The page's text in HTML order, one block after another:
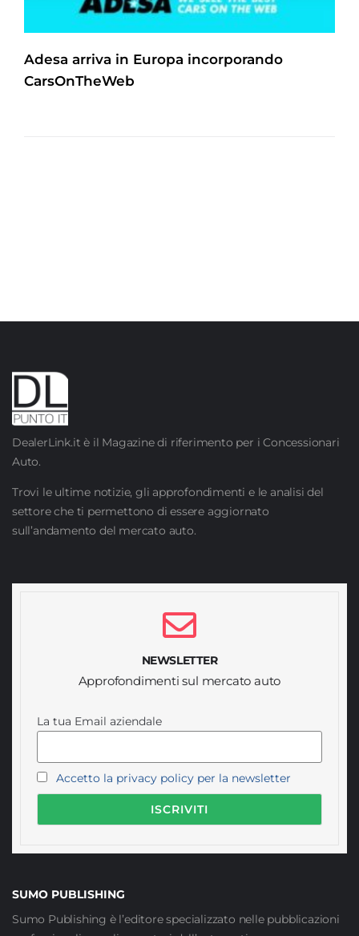
Adesa arriva in Europa incorporando
CarsOnTheWeb
DealerLink.it è il Magazine di riferimento per i Concessionari
Auto.
Trovi le ultime notizie, gli approfondimenti e le analisi del
settore che ti permettono di essere aggiornato
sull’andamento del mercato auto.
NEWSLETTER
Approfondimenti sul mercato auto
La tua Email aziendale
Accetto la privacy policy per la newsletter
SUMO PUBLISHING
Sumo Publishing è l’editore specializzato nelle pubblicazioni